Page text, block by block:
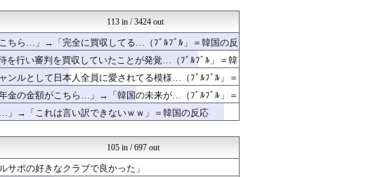
を備...
コーヒーと翻訳
ダチ...
海外さんいらっしゃい 海外...
は7...
クロード-韓国の反応まとめ
6連...
海外の小反応
「ま...
かんにゅー -韓国の反応-
ハウメニージャパン！
...
海外の反応スポーツ
ぐる海...
感動日本
ぐる海...
感動日本
海外の小反応
カの良...
ガラパゴスジャパン - 海...
がに...
海外の反応スポーツ
113 in / 3424 out
ちら…」→「完全に買収してる…（ﾌﾞﾙﾌﾞﾙ」＝韓国の反
を行い審判を買収していたことが発覚…（ﾌﾞﾙﾌﾞﾙ」＝韓
ンルとして日本人全員に愛されてる模様…（ﾌﾞﾙﾌﾞﾙ」＝
金の金額がこちら…」→「韓国の未来が…（ﾌﾞﾙﾌﾞﾙ」＝
」→「これは言い訳できないｗｗ」＝韓国の反応
105 in / 697 out
サポの好きなクラブで良かった」